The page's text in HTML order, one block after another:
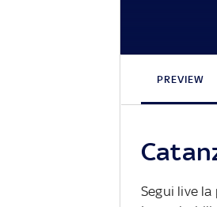
PREVIEW
Segui live